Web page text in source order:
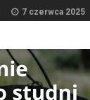
7 czerwca 2025